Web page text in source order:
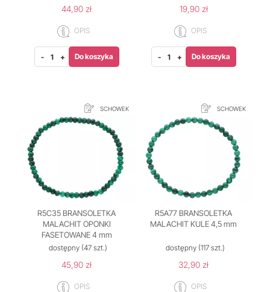
44,90 zł
OPIS
- + Do koszyka
19,90 zł
OPIS
- + Do koszyka
SCHOWEK
R5C35 BRANSOLETKA
MALACHIT OPONKI
FASETOWANE 4 mm
dostępny (47 szt.)
45,90 zł
OPIS
SCHOWEK
R5A77 BRANSOLETKA
MALACHIT KULE 4,5 mm
dostępny(117 szt.)
32,90 zł
OPIS